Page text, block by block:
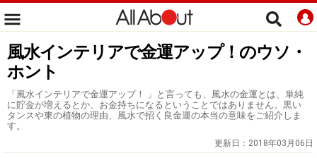
風水インテリアで金運アップ！のウソ・
ホント
「風水インテリアで金運アップ！ 」と言っても、風水の金運とは、単純
に貯金が増えるとか、お金持ちになるということではありません。黒い
タンスや東の植物の理由、風水で招く良金運の本当の意味をご紹介しま
す。
更新日： 2018年03月06日